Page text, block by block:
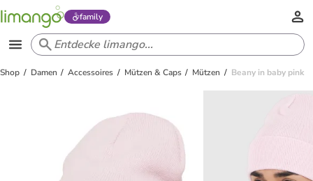
family
Shop Damen Accessoires Mützen & Caps Mützen Beany in baby pink